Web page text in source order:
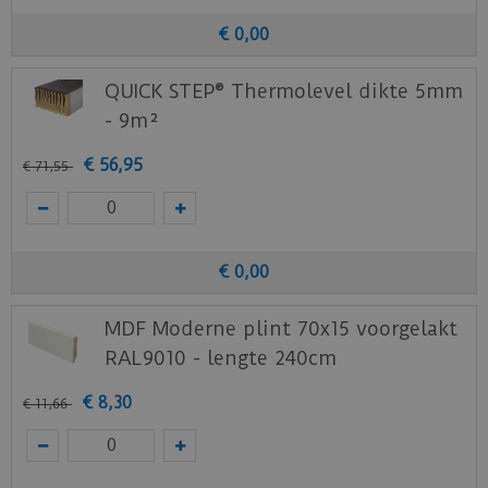
€ 0,00
QUICK STEP® Thermolevel dikte 5mm
- 9m²
€ 71,55 € 56,95
€ 0,00
MDF Moderne plint 70x15 voorgelakt
RAL9010 - lengte 240cm
€ 11,66 € 8,30